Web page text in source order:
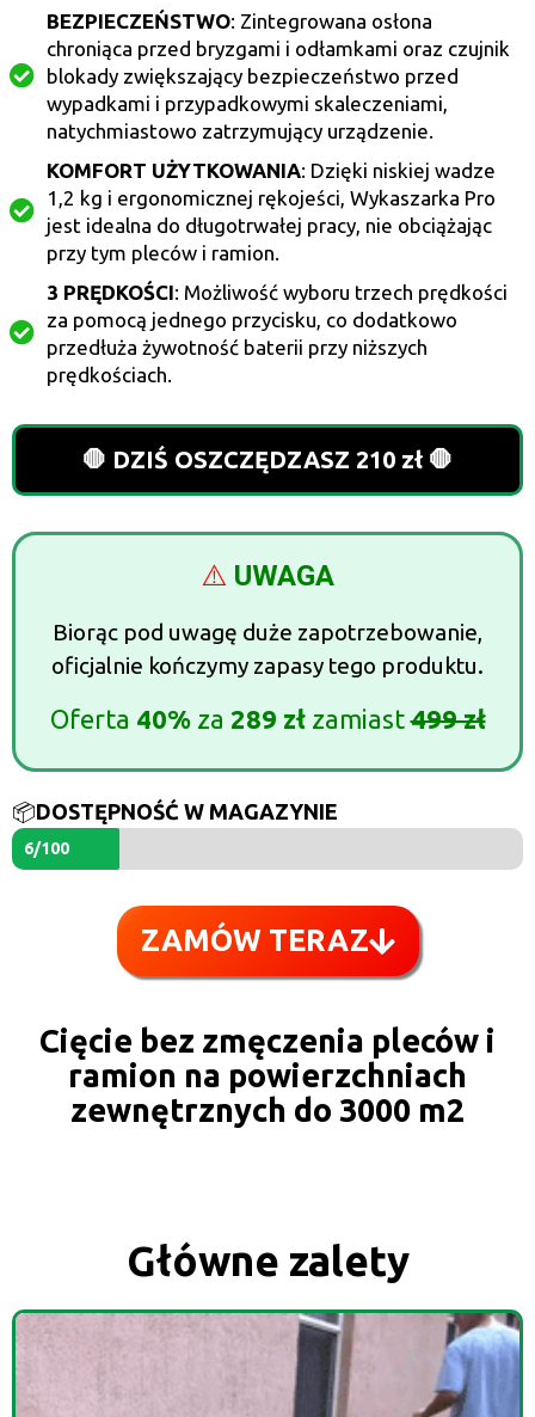
BEZPIECZEŃSTWO: Zintegrowana osłona
chroniąca przed bryzgami i odłamkami oraz czujnik
blokady zwiększający bezpieczeństwo przed
wypadkami i przypadkowymi skaleczeniami,
natychmiastowo zatrzymujący urządzenie.
KOMFORT UŻYTKOWANIA: Dzięki niskiej wadze
1,2 kg i ergonomicznej rękojeści, Wykaszarka Pro
jest idealna do długotrwałej pracy, nie obciążając
przy tym pleców i ramion.
3 PRĘDKOŚCI: Możliwość wyboru trzech prędkości
za pomocą jednego przycisku, co dodatkowo
przedłuża żywotność baterii przy niższych
prędkościach.
🛑 DZIŚ OSZCZĘDZASZ 210 zł 🛑
⚠️ UWAGA
Biorąc pod uwagę duże zapotrzebowanie,
oficjalnie kończymy zapasy tego produktu.
Oferta 40%za 289 złzamiast499 zł
📦DOSTĘPNOŚĆ W MAGAZYNIE
6/100
ZAMÓW TERAZ
Cięcie bez zmęczenia pleców i
ramion na powierzchniach
zewnętrznych do 3000 m2
Główne zalety